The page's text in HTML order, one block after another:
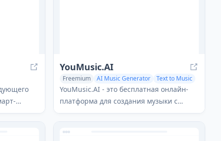
YouMusic.AI
Freemium AI Music Generator
Text to Music
AI Lyrics Generator
YouMusic.AI - это бесплатная онлайн-
платформа для создания музыки с
использованием ИИ, которая позволяет